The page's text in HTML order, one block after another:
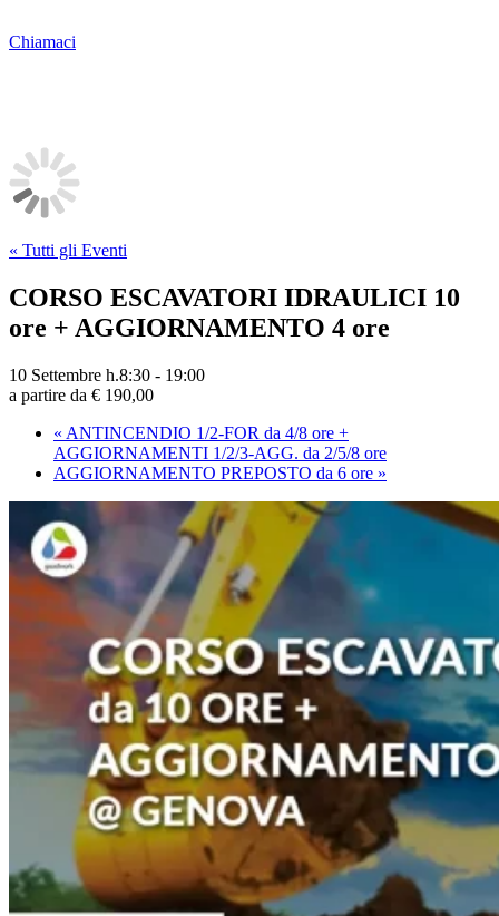
Chiamaci
« Tutti gli Eventi
CORSO ESCAVATORI IDRAULICI 10
ore + AGGIORNAMENTO 4 ore
10 Settembre h.8:30 - 19:00
a partire da € 190,00
« ANTINCENDIO 1/2-FOR da 4/8 ore +
AGGIORNAMENTI 1/2/3-AGG. da 2/5/8 ore
AGGIORNAMENTO PREPOSTO da 6 ore »